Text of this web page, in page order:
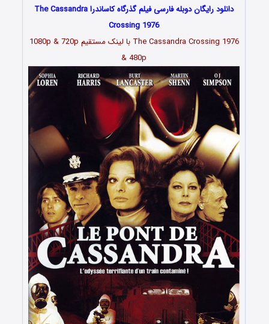
دانلود رایگان دوبله فارسی فیلم گذرگاه کاساندرا The Cassandra
Crossing 1976
The Cassandra Crossing 1976 با لینک مستقیم 1080p & 720p
& 480p